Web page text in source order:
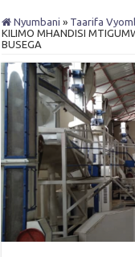
Nyumbani » Taarifa
KILIMO MHANDISI
BUSEGA